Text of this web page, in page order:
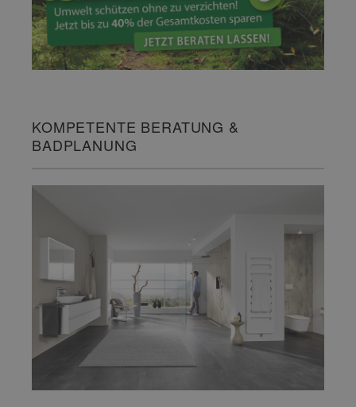
KOMPETENTE BERATUNG &
BADPLANUNG